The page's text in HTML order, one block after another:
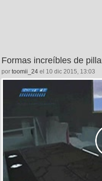
Formas increíbles de
por toomii_24 el 10 dic 2015, 13:03